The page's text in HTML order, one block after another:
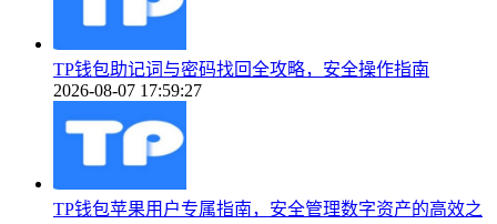
TP钱包助记词与密码找回全攻略，安全操作指南
2026-08-07 17:59:27
TP钱包苹果用户专属指南，安全管理数字资产的高效之